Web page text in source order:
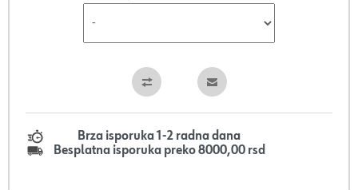
Brza isporuka 1-2 radna dana
Besplatna isporuka preko 8000,00 rsd